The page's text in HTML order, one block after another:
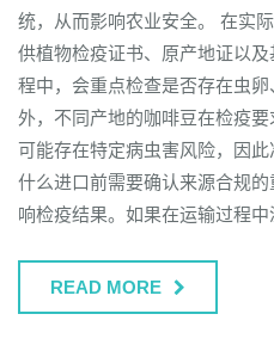
统，从而影响农业安全。 在实
供植物检疫证书、原产地证以
程中，会重点检查是否存在虫
外，不同产地的咖啡豆在检疫
可能存在特定病虫害风险，因
什么进口前需要确认来源合规
响检疫结果。如果在运输过程
READ MORE